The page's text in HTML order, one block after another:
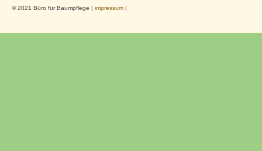
© 2021 Büro für Baumpflege | impressum |